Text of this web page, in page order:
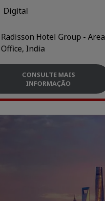
Radisson Hotel Group - Area
Office, India
Digital
CONSULTE MAIS
INFORMAÇÃO